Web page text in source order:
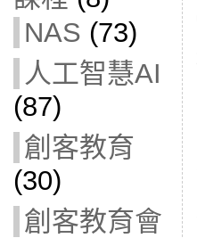
NAS (73)
人工智慧AI
(87)
創客教育
(30)
創客教育會